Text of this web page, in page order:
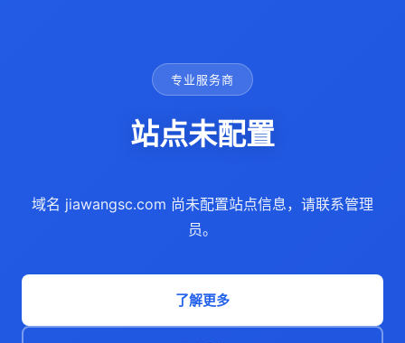
专业服务商
站点未配置
域名 jiawangsc.com 尚未配置站点信息，请联系管理
员。
了解更多